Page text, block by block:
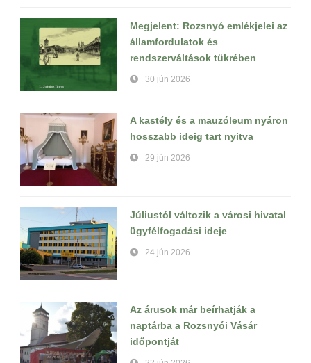
Megjelent: Rozsnyó emlékjelei az
államfordulatok és
rendszerváltások tükrében
30 jún 2026
A kastély és a mauzóleum nyáron
hosszabb ideig tart nyitva
29 jún 2026
Júliustól változik a városi hivatal
ügyfélfogadási ideje
24 jún 2026
Az árusok már beírhatják a
naptárba a Rozsnyói Vásár
időpontját